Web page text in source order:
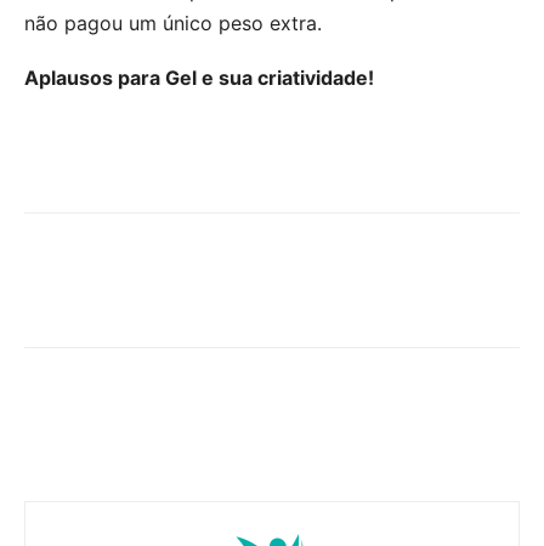
não pagou um único peso extra.
Aplausos para Gel e sua criatividade!